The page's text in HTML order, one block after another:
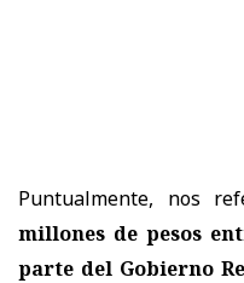
Puntualmente, nos
millones de pesos
parte del Gobierno